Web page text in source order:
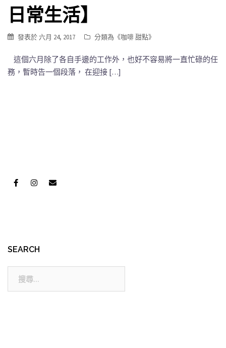
日常生活】
發表於六月 24, 2017 分類為《咖啡 甜點》
這個六月除了各自手邊的工作外，也好不容易將一直忙碌的任
務，暫時告一個段落， 在迎接 […]
SEARCH